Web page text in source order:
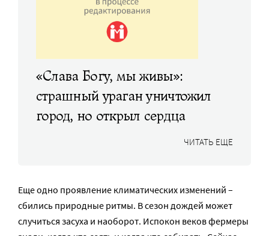
«Слава Богу, мы живы»:
страшный ураган уничтожил
город, но открыл сердца
ЧИТАТЬ ЕЩЕ
Еще одно проявление климатических изменений –
сбились природные ритмы. В сезон дождей может
случиться засуха и наоборот. Испокон веков фермеры